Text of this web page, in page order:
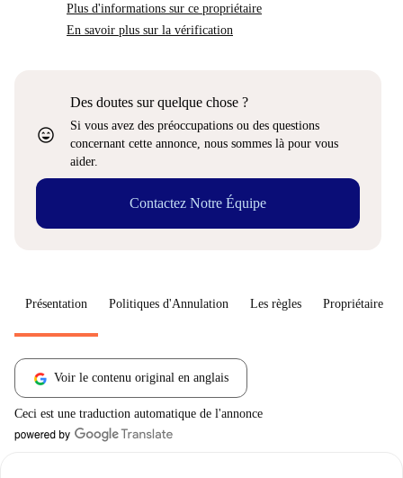
Plus d'informations sur ce propriétaire
En savoir plus sur la vérification
sentiment_very_satisfied
Des doutes sur quelque chose ?
Si vous avez des préoccupations ou des questions
concernant cette annonce, nous sommes là pour vous
aider.
Contactez Notre Équipe
Présentation Politiques d'Annulation Les règles Propriétaire
Voir le contenu original en anglais
Ceci est une traduction automatique de l'annonce